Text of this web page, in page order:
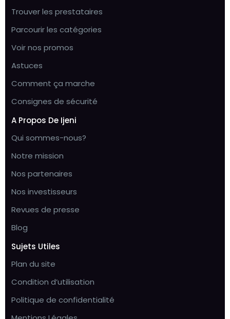
Trouver les prestataires
Parcourir les catégories
Voir nos promos
Astuces
Comment ça marche
Consignes de sécurité
A Propos De Ijeni
Qui sommes-nous?
Notre mission
Nos partenaires
Nos investisseurs
Revues de presse
Blog
Sujets Utiles
Plan du site
Condition d’utilisation
Politique de confidentialité